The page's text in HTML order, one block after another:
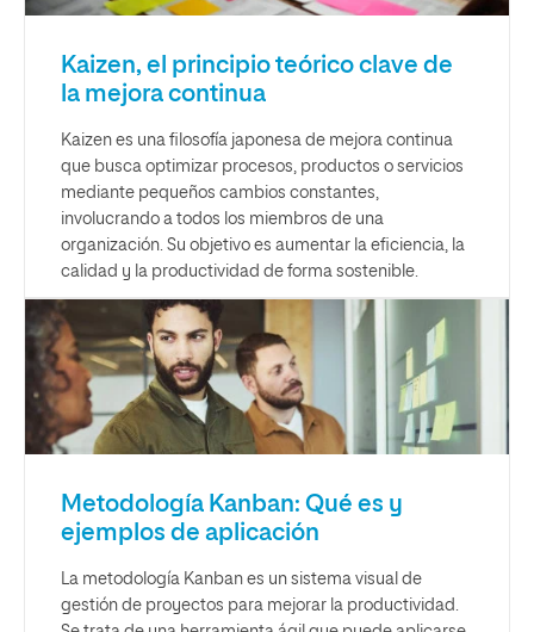
Kaizen, el principio teórico clave de
la mejora continua
Kaizen es una filosofía japonesa de mejora continua
que busca optimizar procesos, productos o servicios
mediante pequeños cambios constantes,
involucrando a todos los miembros de una
organización. Su objetivo es aumentar la eficiencia, la
calidad y la productividad de forma sostenible.
Metodología Kanban: Qué es y
ejemplos de aplicación
La metodología Kanban es un sistema visual de
gestión de proyectos para mejorar la productividad.